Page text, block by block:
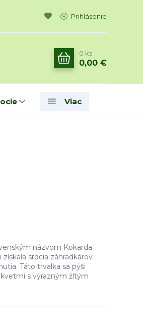
Prihlásenie
0 ks
0,00 €
Viac
názvom Kokarda
srdcia záhradkárov
Táto trvalka sa pýši
s výrazným žltým